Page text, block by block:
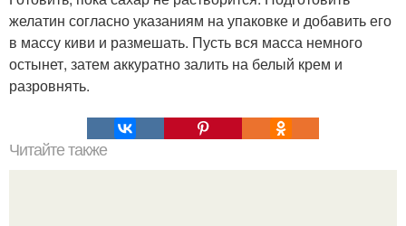
желатин согласно указаниям на упаковке и добавить его
в массу киви и размешать. Пусть вся масса немного
остынет, затем аккуратно залить на белый крем и
разровнять.
Читайте также